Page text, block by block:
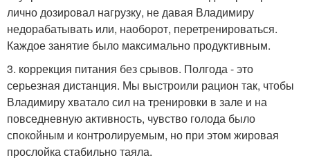
лично дозировал нагрузку, не давая Владимиру
недорабатывать или, наоборот, перетренироваться.
Каждое занятие было максимально продуктивным.
3. коррекция питания без срывов. Полгода - это
серьезная дистанция. Мы выстроили рацион так, чтобы
Владимиру хватало сил на тренировки в зале и на
повседневную активность, чувство голода было
спокойным и контролируемым, но при этом жировая
прослойка стабильно таяла.